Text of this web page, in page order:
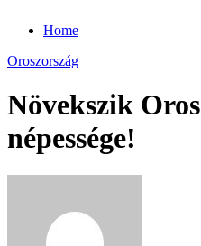
Home
Oroszország
Növekszik
népessége!